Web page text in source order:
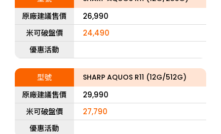
原廠建議售價
26,990
米可破盤價
24,490
優惠活動
型號 SHARP AQUOS R11 (12G/512G)
原廠建議售價
29,990
米可破盤價
27,790
優惠活動